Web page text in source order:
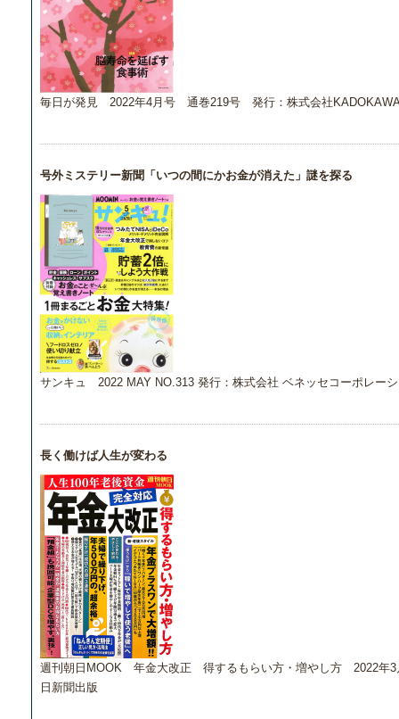
毎日が発見 2022年4月号 通巻219号 発行：株式会社
号外ミステリー新聞「いつの間にかお金が消えた」謎を探る
サンキュ 2022 MAY NO.313 発行：株式会社 ベネッセコーポレー
長く働けば人生が変わる
週刊朝日MOOK 年金大改正 得するもらい方・増やし方 2022年3
日新聞出版